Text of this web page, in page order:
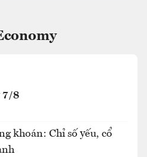
7/8
khoán: Chỉ số yếu, cổ